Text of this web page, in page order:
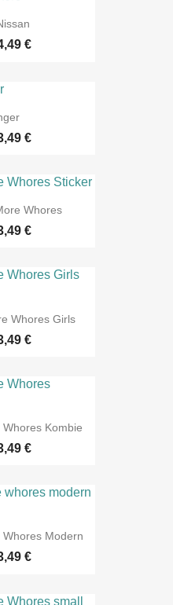
€
€
Whores
€
Whores Girls
€
Kombie
€
Modern
€